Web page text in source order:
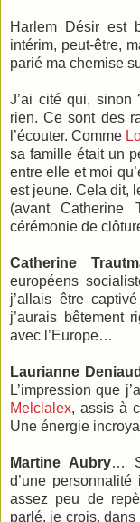
Harlem Désir est
intérim, peut-être,
parié ma chemise
J’ai cité qui, sinon
rien. Ce sont des
l’écouter. Comme
sa famille était un
entre elle et moi
est jeune. Cela dit,
(avant Catherine
cérémonie de
Catherine
européens
j’allais être
j’aurais bêtement
avec l’Europe…
Laurianne Deniaud
L’impression que
Melclalex, assis à
Une énergie
Martine Aubry…
d’une personnalité
assez peu de
parlé, je crois,